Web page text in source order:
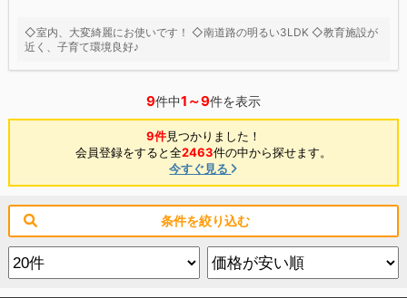
◇室内、大変綺麗にお使いです！ ◇南道路の明るい3LDK ◇教育施設が
近く、子育て環境良好♪
9件中1～9件を表示
9件見つかりました！
会員登録をすると全2463件の中から探せます。
今すぐ見る
条件を絞り込む